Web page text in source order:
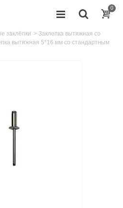
0
заклёпки > Заклепка вытяжная со
вытяжная 5*16 мм со стандартным